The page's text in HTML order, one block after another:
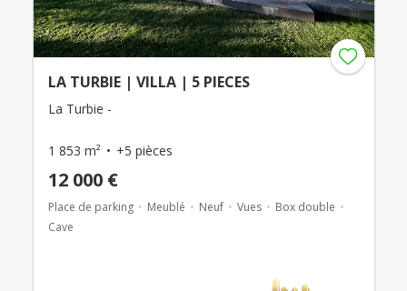
LA TURBIE | VILLA | 5 PIECES
La Turbie -
1 853 m² +5 pièces
12 000 €
Place de parking Meublé Neuf Vues
Box double
Cave